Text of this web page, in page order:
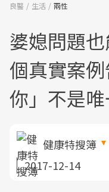
良醫 生活 兩性
婆媳問題
個真實案
你」不是
健康特搜簿
2017-12-14